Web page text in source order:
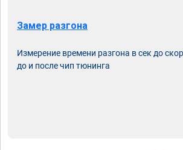
Замер разгона
Измерение времени разгона в сек до
до и после чип тюнинга